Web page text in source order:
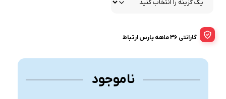
گارانتی 36 ماهه پارس ارتباط
ناموجود